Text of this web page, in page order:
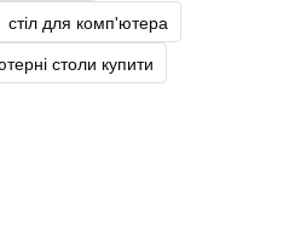
стіл для комп'ютера
столи купити